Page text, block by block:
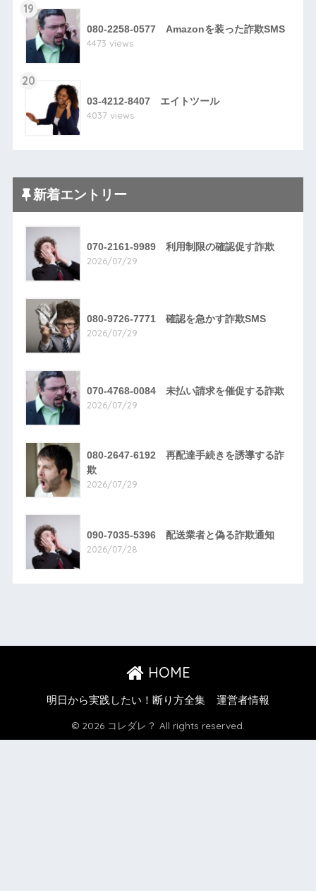
19
080-2258-0577 Amazonを装った詐欺SMS
4473 views
20
03-4212-8407 エイトツール
4037 views
新着エントリー
070-2161-9989 利用制限の確認促す詐欺
2026/07/29
080-9726-7771 確認を急かす詐欺SMS
2026/07/29
070-4768-0084 未払い請求を催促する詐欺
2026/07/29
080-2647-6192 再配達手続きを誘導する詐
欺
2026/07/29
090-7035-5396 配送業者と偽る詐欺通知
2026/07/28
HOME
明日から実践したい！断り方全集 運営者情報
© 2026 コレダレ？ All rights reserved.